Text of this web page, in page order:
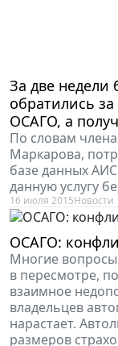
За две недели
обратились
ОСАГО, а
По словам
Маркарова,
базе данных
данную услугу
16 июля 2015Новости
ОСАГО:
Многие
в пересмотре,
взаимное
владельцев
нарастает.
размеров